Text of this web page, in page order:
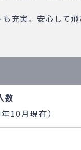
充実。安心して
数
10月現在）